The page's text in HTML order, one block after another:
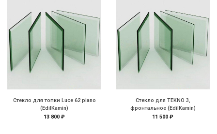
Стекло для топки Luce 62 piano
(EdilKamin)
13 800 ₽
Стекло для TEKNO 3,
фронтальное (EdilKamin)
11 500 ₽